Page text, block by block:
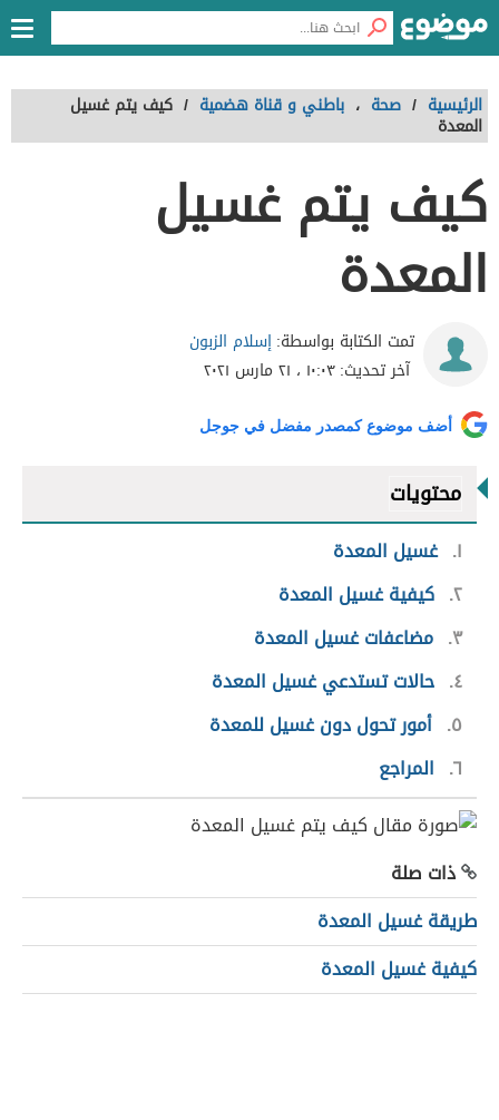
الرئيسية / صحة ، باطني و قناة هضمية / كيف يتم غسيل
المعدة
كيف يتم غسيل
المعدة
تمت الكتابة بواسطة:إسلام الزبون
آخر تحديث:١٠:٠٣ ، ٢١ مارس ٢٠٢١
أضف موضوع كمصدر مفضل في جوجل
محتويات
١ غسيل المعدة
٢ كيفية غسيل المعدة
٣ مضاعفات غسيل المعدة
٤ حالات تستدعي غسيل المعدة
٥ أمور تحول دون غسيل للمعدة
٦ المراجع
ذات صلة
طريقة غسيل المعدة
كيفية غسيل المعدة